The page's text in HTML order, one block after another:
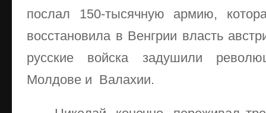
послал 150-тысячную армию,
восстановила в Венгрии власть
русские войска задушили
Молдове и Валахии.